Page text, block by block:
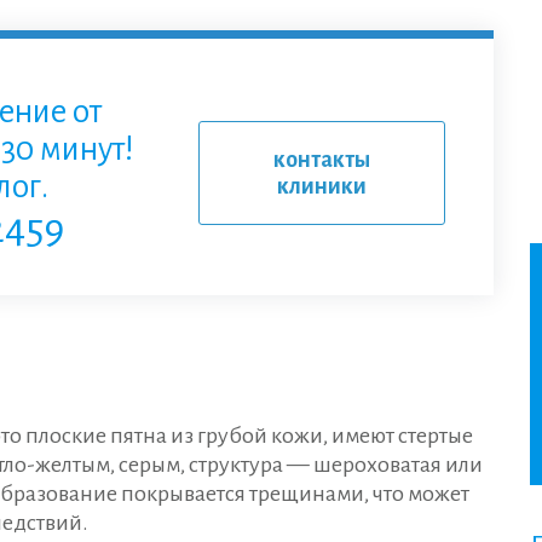
от
минут!
контакты
клиники
плоские пятна из грубой кожи, имеют стертые
желтым, серым, структура — шероховатая или
покрывается трещинами, что может